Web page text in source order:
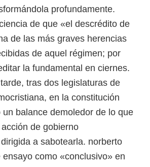
profundamente.
de que «el descrédito de
de las más graves herencias
de aquel régimen; por
la fundamental en ciernes.
tras dos legislaturas de
en la constitución
un balance demoledor de lo que
de gobierno
a sabotearla. norberto
ensayo como «conclusivo» en